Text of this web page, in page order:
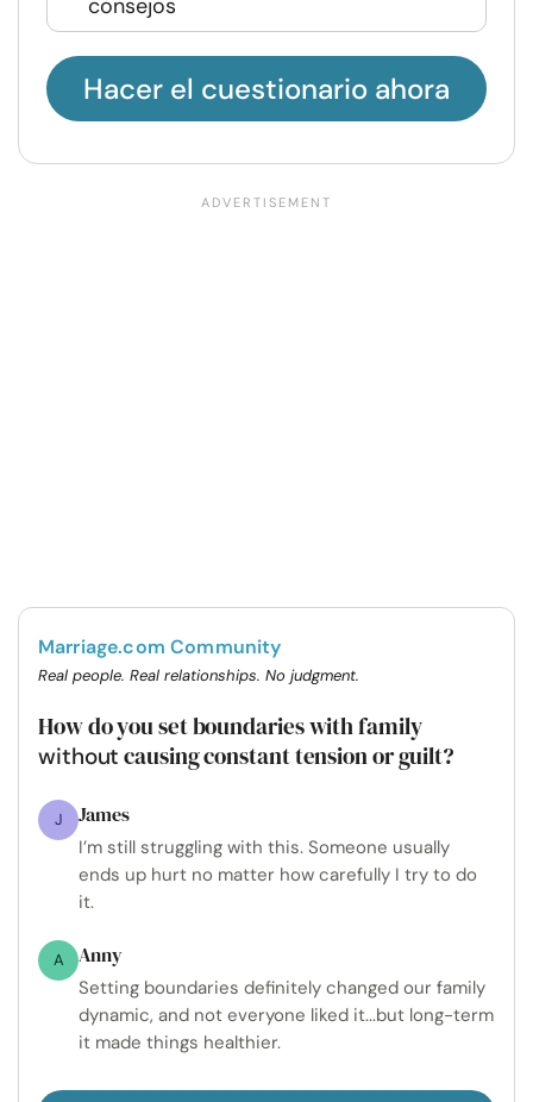
consejos
Hacer el cuestionario ahora
Marriage.com Community
Real people. Real relationships. No judgment.
How do you set boundaries with family
without causing constant tension or guilt?
J James
I’m still struggling with this. Someone usually
ends up hurt no matter how carefully I try to do
it.
A Anny
Setting boundaries definitely changed our family
dynamic, and not everyone liked it...but long-term
it made things healthier.